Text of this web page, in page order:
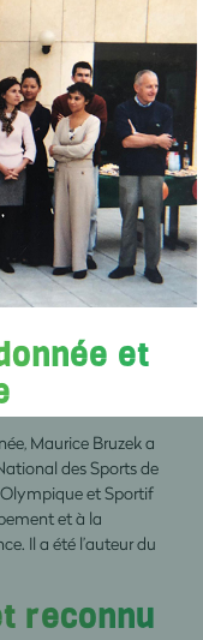
et
Maurice Bruzek a
des Sports de
et Sportif
et à la
Il a été l’auteur du
reconnu